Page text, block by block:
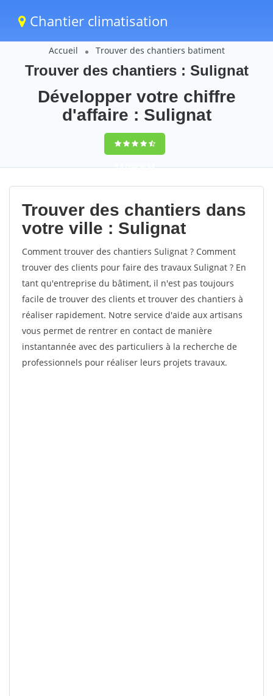
Chantier climatisation
Accueil Trouver des chantiers batiment
Trouver des chantiers : Sulignat
Développer votre chiffre
d'affaire : Sulignat
9,5(100%)64
votes
Trouver des chantiers dans
votre ville : Sulignat
Comment trouver des chantiers Sulignat ? Comment
trouver des clients pour faire des travaux Sulignat ? En
tant qu'entreprise du bâtiment, il n'est pas toujours
facile de trouver des clients et trouver des chantiers à
réaliser rapidement. Notre service d'aide aux artisans
vous permet de rentrer en contact de manière
instantannée avec des particuliers à la recherche de
professionnels pour réaliser leurs projets travaux.